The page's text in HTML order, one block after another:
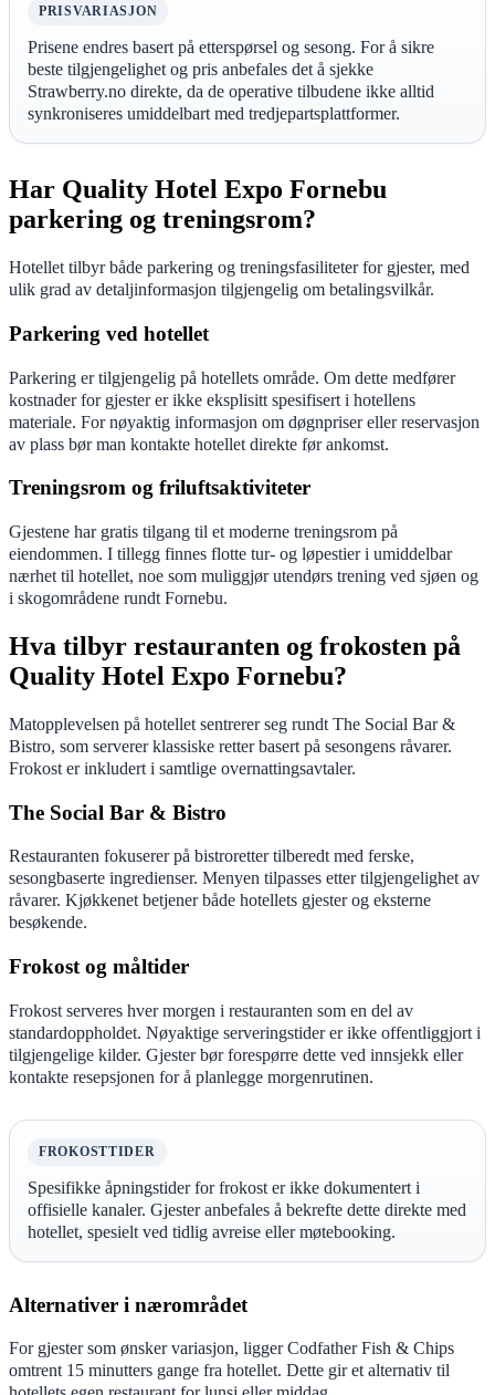
PRISVARIASJON
Prisene endres basert på etterspørsel og sesong. For å sikre
beste tilgjengelighet og pris anbefales det å sjekke
Strawberry.no direkte, da de operative tilbudene ikke alltid
synkroniseres umiddelbart med tredjepartsplattformer.
Har Quality Hotel Expo Fornebu
parkering og treningsrom?
Hotellet tilbyr både parkering og treningsfasiliteter for gjester, med
ulik grad av detaljinformasjon tilgjengelig om betalingsvilkår.
Parkering ved hotellet
Parkering er tilgjengelig på hotellets område. Om dette medfører
kostnader for gjester er ikke eksplisitt spesifisert i hotellens
materiale. For nøyaktig informasjon om døgnpriser eller reservasjon
av plass bør man kontakte hotellet direkte før ankomst.
Treningsrom og friluftsaktiviteter
Gjestene har gratis tilgang til et moderne treningsrom på
eiendommen. I tillegg finnes flotte tur- og løpestier i umiddelbar
nærhet til hotellet, noe som muliggjør utendørs trening ved sjøen og
i skogområdene rundt Fornebu.
Hva tilbyr restauranten og frokosten på
Quality Hotel Expo Fornebu?
Matopplevelsen på hotellet sentrerer seg rundt The Social Bar &
Bistro, som serverer klassiske retter basert på sesongens råvarer.
Frokost er inkludert i samtlige overnattingsavtaler.
The Social Bar & Bistro
Restauranten fokuserer på bistroretter tilberedt med ferske,
sesongbaserte ingredienser. Menyen tilpasses etter tilgjengelighet av
råvarer. Kjøkkenet betjener både hotellets gjester og eksterne
besøkende.
Frokost og måltider
Frokost serveres hver morgen i restauranten som en del av
standardoppholdet. Nøyaktige serveringstider er ikke offentliggjort i
tilgjengelige kilder. Gjester bør forespørre dette ved innsjekk eller
kontakte resepsjonen for å planlegge morgenrutinen.
FROKOSTTIDER
Spesifikke åpningstider for frokost er ikke dokumentert i
offisielle kanaler. Gjester anbefales å bekrefte dette direkte med
hotellet, spesielt ved tidlig avreise eller møtebooking.
Alternativer i nærområdet
For gjester som ønsker variasjon, ligger Codfather Fish & Chips
omtrent 15 minutters gange fra hotellet. Dette gir et alternativ til